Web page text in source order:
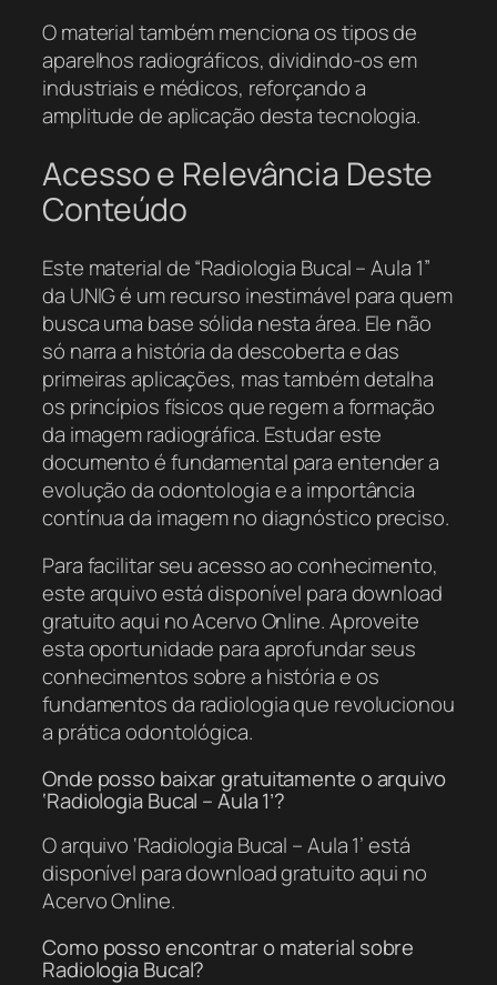
O material também menciona os tipos de
aparelhos radiográficos, dividindo-os em
industriais e médicos, reforçando a
amplitude de aplicação desta tecnologia.
Acesso e Relevância Deste
Conteúdo
Este material de “Radiologia Bucal – Aula 1”
da UNIG é um recurso inestimável para quem
busca uma base sólida nesta área. Ele não
só narra a história da descoberta e das
primeiras aplicações, mas também detalha
os princípios físicos que regem a formação
da imagem radiográfica. Estudar este
documento é fundamental para entender a
evolução da odontologia e a importância
contínua da imagem no diagnóstico preciso.
Para facilitar seu acesso ao conhecimento,
este arquivo está disponível para download
gratuito aqui no Acervo Online. Aproveite
esta oportunidade para aprofundar seus
conhecimentos sobre a história e os
fundamentos da radiologia que revolucionou
a prática odontológica.
Onde posso baixar gratuitamente o arquivo
‘Radiologia Bucal – Aula 1’?
O arquivo ‘Radiologia Bucal – Aula 1’ está
disponível para download gratuito aqui no
Acervo Online.
Como posso encontrar o material sobre
Radiologia Bucal?